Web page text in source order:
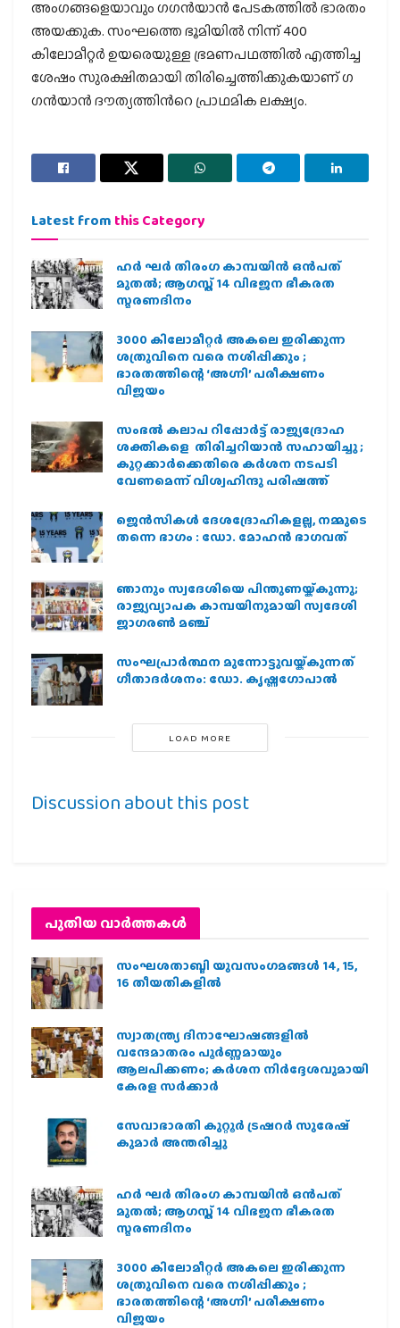
അംഗങ്ങളെയാവും ഗഗൻയാൻ പേടകത്തിൽ ഭാരതം
അയക്കുക. സംഘത്തെ ഭൂമിയിൽ നിന്ന് 400
കിലോമീറ്റർ ഉയരെയുള്ള ഭ്രമണപഥത്തിൽ എത്തിച്ച
ശേഷം സുരക്ഷിതമായി തിരിച്ചെത്തിക്കുകയാണ് ​ഗ​
ഗൻയാൻ ദൗത്യത്തിൻറെ പ്രാഥമിക ലക്ഷ്യം.
Latest from this Category
ഹര്‍ ഘര്‍ തിരംഗ കാമ്പയിന്‍ ഒന്‍പത്
മുതല്‍; ആഗസ്ത് 14 വിഭജന ഭീകരത
സ്മരണദിനം
3000 കിലോമീറ്റർ അകലെ ഇരിക്കുന്ന
ശത്രുവിനെ വരെ നശിപ്പിക്കും ;
ഭാരതത്തിന്റെ ‘അഗ്നി’ പരീക്ഷണം
വിജയം
സംഭൽ കലാപ റിപ്പോർട്ട് രാജ്യദ്രോഹ
ശക്തികളെ തിരിച്ചറിയാൻ സഹായിച്ചു ;
കുറ്റക്കാർക്കെതിരെ കർശന നടപടി
വേണമെന്ന് വിശ്വഹിന്ദു പരിഷത്ത്
ജെന്‍സികള്‍ ദേശദ്രോഹികളല്ല, നമ്മുടെ
തന്നെ ഭാഗം : ഡോ. മോഹന്‍ ഭാഗവത്
ഞാനും സ്വദേശിയെ പിന്തുണയ്ക്കുന്നു;
രാജ്യവ്യാപക കാമ്പയിനുമായി സ്വദേശി
ജാഗരണ്‍ മഞ്ച്
സംഘപ്രാര്‍ത്ഥന മുന്നോട്ടുവയ്ക്കുന്നത്
ഗീതാദര്‍ശനം: ഡോ. കൃഷ്ണഗോപാല്‍
LOAD MORE
Discussion about this post
പുതിയ വാര്‍ത്തകള്‍
സംഘശതാബ്ദി യുവസംഗമങ്ങള്‍ 14, 15,
16 തീയതികളില്‍
സ്വാതന്ത്ര്യ ദിനാഘോഷങ്ങളിൽ
വന്ദേമാതരം പൂർണ്ണമായും
ആലപിക്കണം; കർശന നിർദ്ദേശവുമായി
കേരള സർക്കാർ
സേവാഭാരതി കുറ്റൂർ ട്രഷറർ സുരേഷ്
കുമാർ അന്തരിച്ചു
ഹര്‍ ഘര്‍ തിരംഗ കാമ്പയിന്‍ ഒന്‍പത്
മുതല്‍; ആഗസ്ത് 14 വിഭജന ഭീകരത
സ്മരണദിനം
3000 കിലോമീറ്റർ അകലെ ഇരിക്കുന്ന
ശത്രുവിനെ വരെ നശിപ്പിക്കും ;
ഭാരതത്തിന്റെ ‘അഗ്നി’ പരീക്ഷണം
വിജയം